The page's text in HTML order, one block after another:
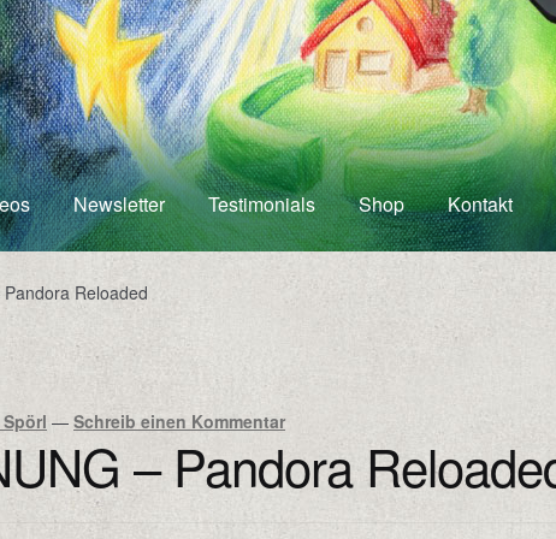
Newsletter Testimonials Shop Kontakt
Reloaded
—Schreib einen Kommentar
– Pandora